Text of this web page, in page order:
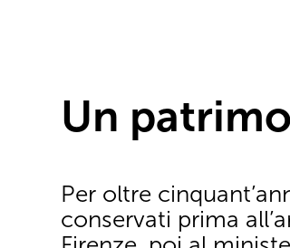
Un
Per oltre
conservati prima